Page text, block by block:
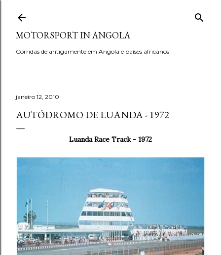
MOTORSPORT IN ANGOLA
Corridas de antigamente em Angola e países africanos
janeiro 12, 2010
AUTÓDROMO DE LUANDA - 1972
Luanda Race Track - 1972